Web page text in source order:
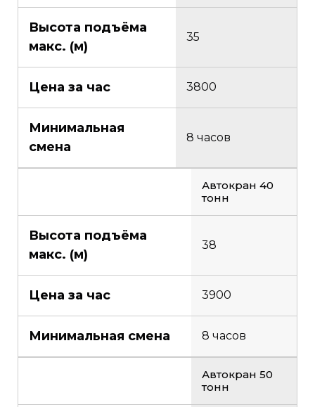
Высота подъёма
макс. (м)
35
Цена за час 3800
Минимальная
смена
8 часов
Автокран 40
тонн
Высота подъёма
макс. (м)
38
Цена за час 3900
Минимальная смена 8 часов
Автокран 50
тонн